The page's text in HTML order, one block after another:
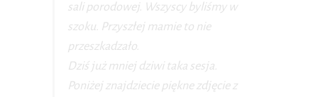
sali porodowej. Wszyscy byliśmy w
szoku. Przyszłej mamie to nie
przeszkadzało.
Dziś już mniej dziwi taka sesja.
Poniżej znajdziecie piękne zdjęcie z